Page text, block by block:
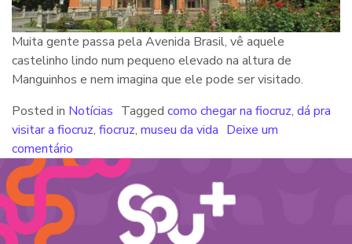
Muita gente passa pela Avenida Brasil, vê aquele
castelinho lindo num pequeno elevado na altura de
Manguinhos e nem imagina que ele pode ser visitado.
Posted in Notícias Tagged como chegar na fiocruz, dá pra
visitar a fiocruz, fiocruz, museu da vida Deixe um
comentário